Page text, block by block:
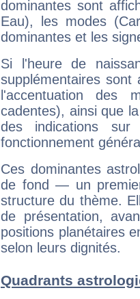
dominantes sont
Eau), les modes
dominantes et les
Si l'heure de
supplémentaires sont
l'accentuation des
cadentes), ainsi que
des indications sur
fonctionnement
Ces dominantes
de fond — un
structure du thème.
de présentation,
positions planétaires
selon leurs dignités.
Quadrants